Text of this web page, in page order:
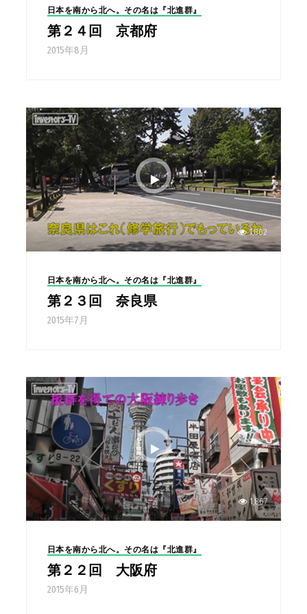
日本を南から北へ。その名は『北進群』
第２４回 京都府
2015年8月
1,802
日本を南から北へ。その名は『北進群』
第２３回 奈良県
2015年7月
1,867
日本を南から北へ。その名は『北進群』
第２２回 大阪府
2015年6月